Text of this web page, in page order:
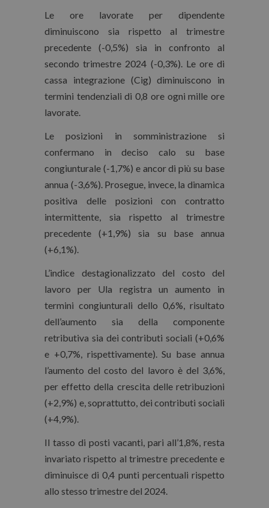
Le ore lavorate per dipendente
diminuiscono sia rispetto al trimestre
precedente (-0,5%) sia in confronto al
secondo trimestre 2024 (-0,3%). Le ore di
cassa integrazione (Cig) diminuiscono in
termini tendenziali di 0,8 ore ogni mille ore
lavorate.
Le posizioni in somministrazione si
confermano in deciso calo su base
congiunturale (-1,7%) e ancor di più su base
annua (-3,6%). Prosegue, invece, la dinamica
positiva delle posizioni con contratto
intermittente, sia rispetto al trimestre
precedente (+1,9%) sia su base annua
(+6,1%).
L’indice destagionalizzato del costo del
lavoro per Ula registra un aumento in
termini congiunturali dello 0,6%, risultato
dell’aumento sia della componente
retributiva sia dei contributi sociali (+0,6%
e +0,7%, rispettivamente). Su base annua
l’aumento del costo del lavoro è del 3,6%,
per effetto della crescita delle retribuzioni
(+2,9%) e, soprattutto, dei contributi sociali
(+4,9%).
Il tasso di posti vacanti, pari all’1,8%, resta
invariato rispetto al trimestre precedente e
diminuisce di 0,4 punti percentuali rispetto
allo stesso trimestre del 2024.